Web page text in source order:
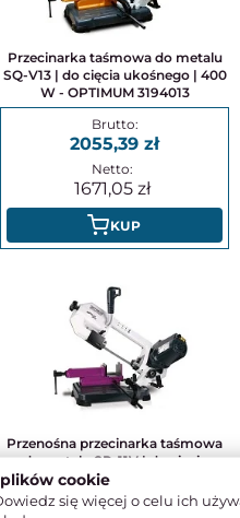
Przecinarka taśmowa do metalu
SQ-V13 | do cięcia ukośnego | 400
W - OPTIMUM 3194013
2055,39
1671,05
KUP
Przenośna przecinarka taśmowa
do metalu SP-11V | do cięcia
ukośnego | 850 W - OPTIMUM
3300070
cookie
się więcej o celu ich